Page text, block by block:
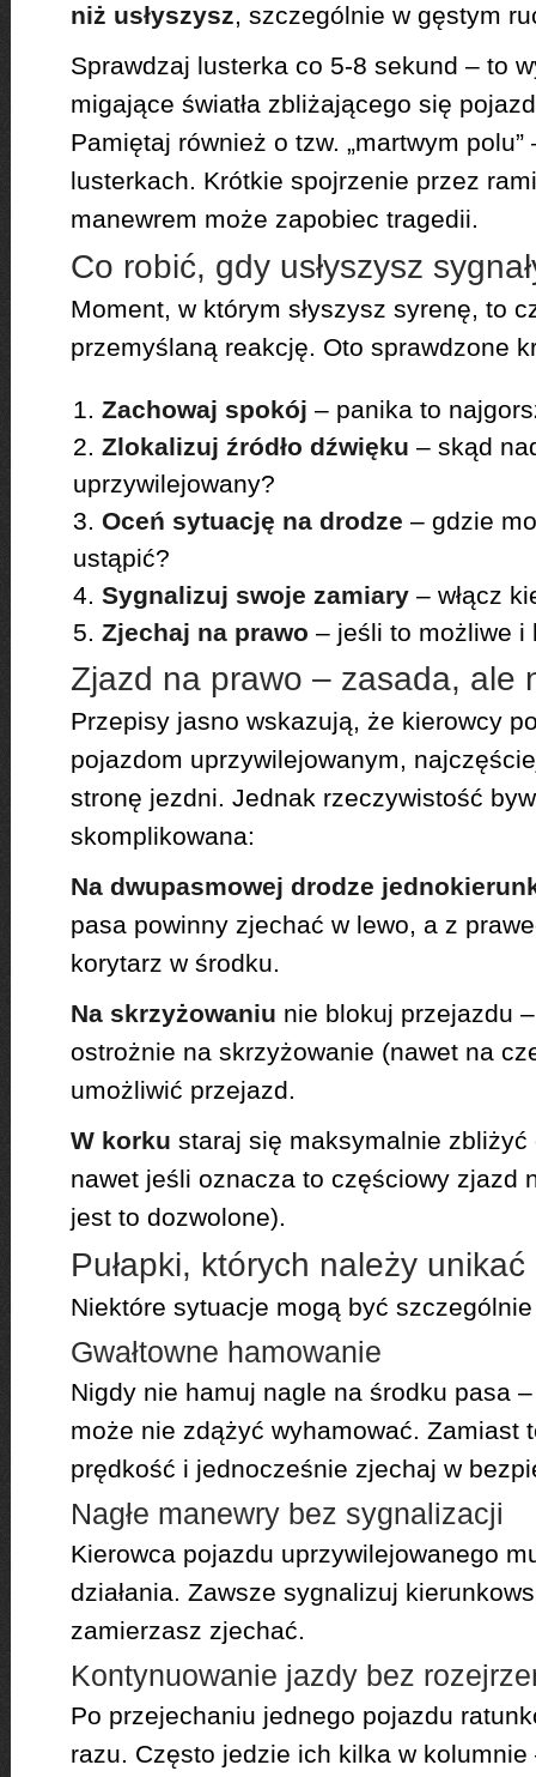
niż usłyszysz, szczególnie w gęstym
Sprawdzaj lusterka co 5-8 sekund – to
migające światła zbliżającego się
Pamiętaj również o tzw. „martwym
lusterkach. Krótkie spojrzenie przez
manewrem może zapobiec tragedii.
Co robić, gdy usłyszysz
Moment, w którym słyszysz syrenę, to
przemyślaną reakcję. Oto sprawdzone
Zachowaj spokój – panika to
Zlokalizuj źródło dźwięku – skąd
uprzywilejowany?
Oceń sytuację na drodze – gdzie
ustąpić?
Sygnalizuj swoje zamiary– włącz
Zjechaj na prawo – jeśli to możliwe i
Zjazd na prawo – zasada, ale
Przepisy jasno wskazują, że kierowcy
pojazdom uprzywilejowanym,
stronę jezdni. Jednak rzeczywistość
skomplikowana:
Na dwupasmowej drodze
pasa powinny zjechać w lewo, a z
korytarz w środku.
Na skrzyżowaniu nie blokuj przejazdu
ostrożnie na skrzyżowanie (nawet na
umożliwić przejazd.
W korku staraj się maksymalnie zbliżyć
nawet jeśli oznacza to częściowy zjazd
jest to dozwolone).
Pułapki, których należy unikać
Niektóre sytuacje mogą być szczególnie
Gwałtowne hamowanie
Nigdy nie hamuj nagle na środku pasa
może nie zdążyć wyhamować. Zamiast
prędkość i jednocześnie zjechaj w
Nagłe manewry bez sygnalizacji
Kierowca pojazdu uprzywilejowanego
działania. Zawsze sygnalizuj
zamierzasz zjechać.
Kontynuowanie jazdy bez
Po przejechaniu jednego pojazdu
razu. Często jedzie ich kilka w